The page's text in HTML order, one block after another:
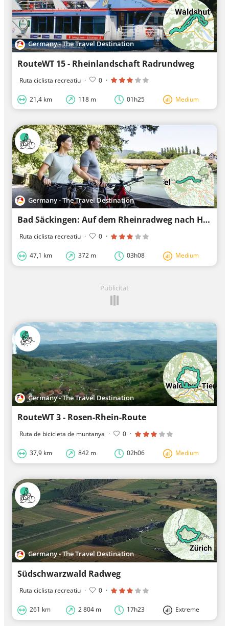
Germany - The Travel Destination
RouteWT 15 - Rheinlandschaft Radrundweg
Ruta ciclista recreatiu · 0 ·
21,4 km 118 m 01h25 Medium
Germany - The Travel Destination
Bad Säckingen: Auf dem Rheinradweg nach Hohentengen
Ruta ciclista recreatiu · 0 ·
47,1 km 372 m 03h08 Medium
Publicitat
Germany - The Travel Destination
RouteWT 3 - Rosen-Rhein-Route
Ruta de bicicleta de muntanya · 0 ·
37,9 km 842 m 02h06 Medium
Germany - The Travel Destination
Südschwarzwald Radweg
Ruta ciclista recreatiu · 0 ·
261 km 2 804 m 17h23 Extreme